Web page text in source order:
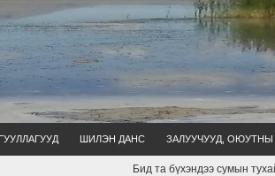
ШИЛЭН ДАНС ЗАЛУУЧУУД,
Бид та бүхэндээ сумын тухай